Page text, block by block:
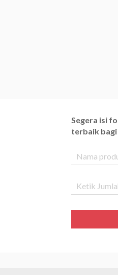
Segera isi
terbaik bagi